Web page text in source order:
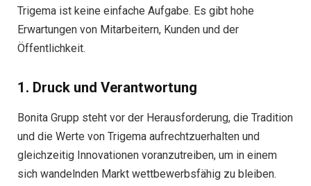
Trigema ist keine einfache Aufgabe. Es gibt hohe
Erwartungen von Mitarbeitern, Kunden und der
Öffentlichkeit.
1. Druck und Verantwortung
Bonita Grupp steht vor der Herausforderung, die Tradition
und die Werte von Trigema aufrechtzuerhalten und
gleichzeitig Innovationen voranzutreiben, um in einem
sich wandelnden Markt wettbewerbsfähig zu bleiben.